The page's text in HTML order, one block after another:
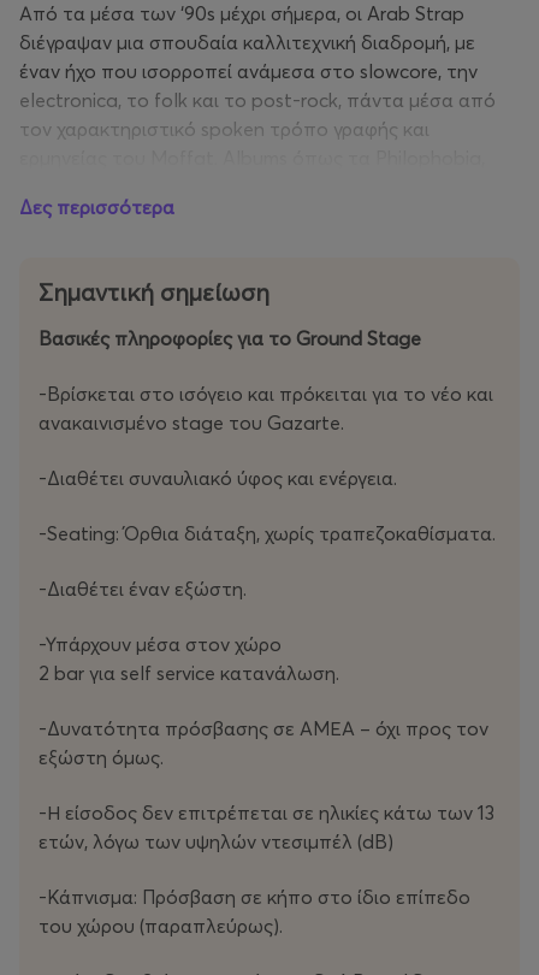
Από τα μέσα των ‘90s μέχρι σήμερα, οι Arab Strap
διέγραψαν μια σπουδαία καλλιτεχνική διαδρομή, με
έναν ήχο που ισορροπεί ανάμεσα στο slowcore, την
electronica, το folk και το post-rock, πάντα μέσα από
τον χαρακτηριστικό spoken τρόπο γραφής και
συγκλονιστικό comeback τους με το As Days Get Dark,
δεκαετιών.
Στις 29 Νοεμβρίου, το gazarte ground stage θα γεμίσει
με τις ιστορίες, τις εξομολογήσεις και τη σκοτεινή
ενέργεια μιας μπάντας που κατάφερε να μετατρέψει
είναι ένα συγκρότημα νοσταλγίας, αλλά μια μπάντα που
πραγματοποιεί ζωντανές εμφανίσεις με ουσία, ένταση
θέλουν να ανακαλύψουν γιατί θεωρούνται ένα από τα
πιο ιδιαίτερα και σπουδαία σχήματα της σύγχρονης
ελάχιστον- απολύτως απαραίτητη!
Προπώληση: 28€
Fan Early-Access Presale:28€ (διαθέσιμο μόνο 21.05, σε
Ταμείο:32€
Δες περισσότερα
Σημαντική σημείωση
Βασικές πληροφορίες για το Ground Stage
-Bρίσκεται στο ισόγειο και πρόκειται για τo νέο και
ανακαινισμένο stage του Gazarte.
-Διαθέτει συναυλιακό ύφος και ενέργεια.
-Seating: Όρθια διάταξη, χωρίς τραπεζοκαθίσματα.
-Διαθέτει έναν εξώστη.
-Υπάρχουν μέσα στον χώρο
2 bar για self service κατανάλωση.
-Δυνατότητα πρόσβασης σε ΑΜΕΑ – όχι προς τον
εξώστη όμως.
-Η είσοδος δεν επιτρέπεται σε ηλικίες κάτω των 13
ετών, λόγω των υψηλών ντεσιμπέλ (dB)
-Κάπνισμα: Πρόσβαση σε κήπο στο ίδιο επίπεδο
του χώρου (παραπλεύρως).